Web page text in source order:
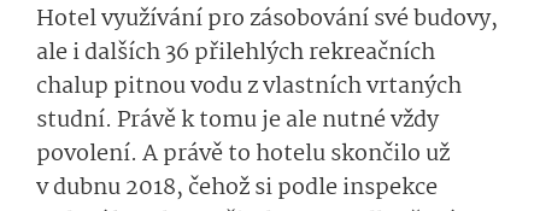
Hotel využívání pro zásobování své budovy,
ale i dalších 36 přilehlých rekreačních
chalup pitnou vodu z vlastních vrtaných
studní. Právě k tomu je ale nutné vždy
povolení. A právě to hotelu skončilo už
v dubnu 2018, čehož si podle inspekce